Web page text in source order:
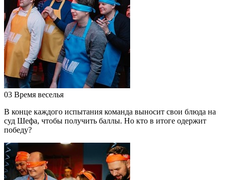
03 Время веселья
В конце каждого испытания команда выносит свои блюда на
суд Шефа, чтобы получить баллы. Но кто в итоге одержит
победу?